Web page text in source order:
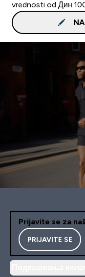
vrednosti od
Prijavite se za
PRIJAVITE SE